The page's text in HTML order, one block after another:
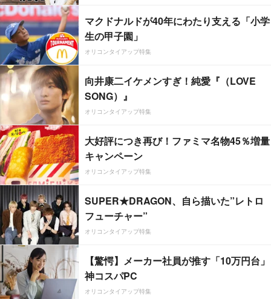
マクドナルドが40年にわたり支える「小学
生の甲子園」
オリコンタイアップ特集
向井康二イケメンすぎ！純愛『（LOVE
SONG）』
オリコンタイアップ特集
大好評につき再び！ファミマ名物45％増量
キャンペーン
オリコンタイアップ特集
SUPER★DRAGON、自ら描いた”レトロ
フューチャー”
オリコンタイアップ特集
【驚愕】メーカー社員が推す「10万円台」
神コスパPC
オリコンタイアップ特集